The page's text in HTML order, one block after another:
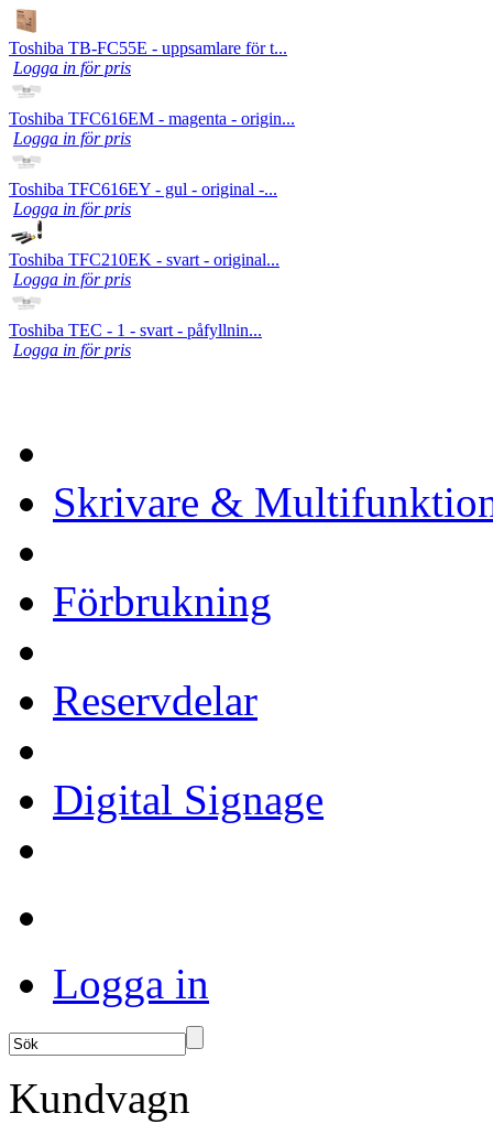
Toshiba TB-FC55E - uppsamlare för t...
Logga in för pris
Toshiba TFC616EM - magenta - origin...
Logga in för pris
Toshiba TFC616EY - gul - original -...
Logga in för pris
Toshiba TFC210EK - svart - original...
Logga in för pris
Toshiba TEC - 1 - svart - påfyllnin...
Logga in för pris
Skrivare &
Förbrukning
Reservdelar
Digital Signage
Logga in
Kundvagn